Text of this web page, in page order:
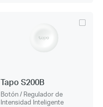
Tapo S200B
Botón / Regulador de
Intensidad Inteligente